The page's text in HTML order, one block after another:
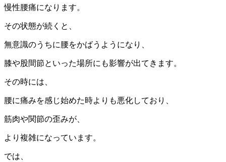
慢性腰痛になります。
その状態が続くと、
無意識のうちに腰をかばうようになり、
膝や股間節といった場所にも影響が出てきます。
その時には、
腰に痛みを感じ始めた時よりも悪化しており、
筋肉や関節の歪みが、
より複雑になっています。
では、